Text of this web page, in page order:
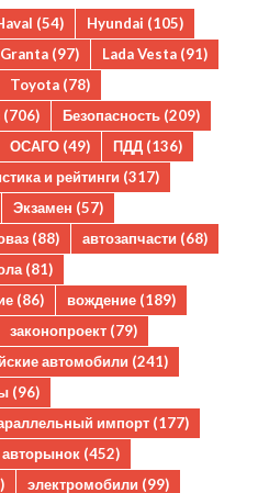
(54) Hyundai (105)
(97) Lada Vesta (91)
Toyota (78)
(706) Безопасность (209)
ОСАГО (49) ПДД (136)
и рейтинги (317)
Экзамен (57)
(88) автозапчасти (68)
(81)
(86) вождение (189)
законопроект (79)
автомобили (241)
(96)
импорт (177)
авторынок (452)
электромобили (99)